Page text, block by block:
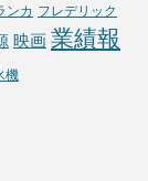
ンカ フレデリック
映画 業績報
機